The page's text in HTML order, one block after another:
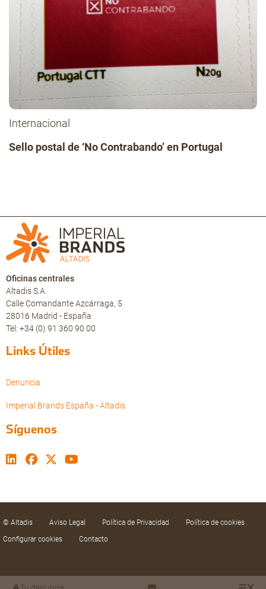
Internacional
Sello postal de ‘No Contrabando’ en Portugal
Oficinas centrales
Altadis S.A.
Calle Comandante Azcárraga, 5
28016 Madrid - España
Tel: +34 (0) 91 360 90 00
Links Útiles
Denuncia
Imperial Brands España - Altadis
Síguenos
© Altadis Aviso Legal Política de Privacidad
Política de cookies
Configurar cookies
Contacto